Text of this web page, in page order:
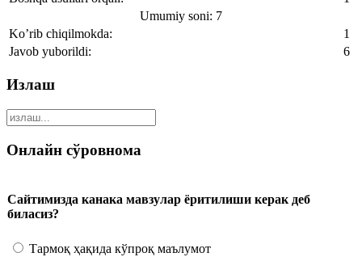
Umumiy soni: 7
Ko’rib chiqilmokda:
1
Javob yuborildi:
6
Излаш
Онлайн сўровнома
Сайтимизда канака мавзулар ёритилиши керак деб
биласиз?
Тармоқ ҳақида кўпроқ маълумот